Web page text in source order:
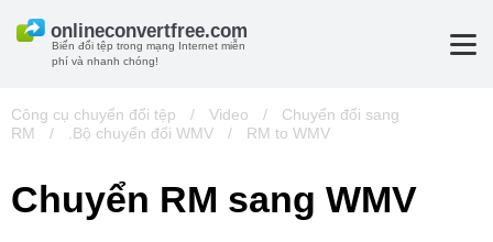
Biến đổi tệp trong mạng Internet miễn
phí và nhanh chóng!
Công cụ chuyển đổi tệp / Video /
Chuyển đổi sang
RM
/ .Bộ chuyển đổi WMV / RM to WMV
Chuyển RM sang WMV